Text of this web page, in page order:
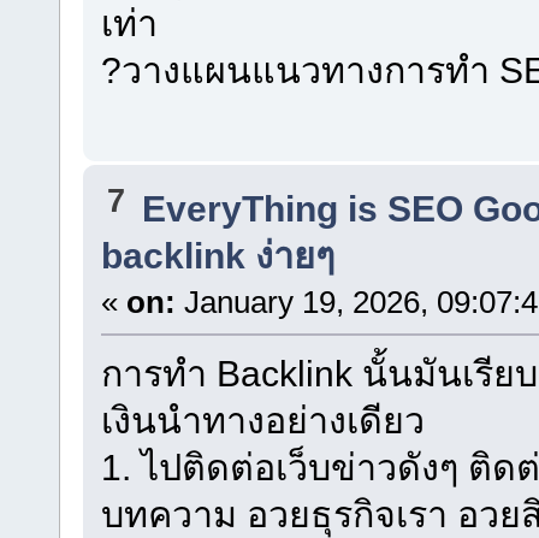
เท่า
?วางแผนแนวทางการทำ
7 EveryThing is SEO
backlink ง่ายๆ
« on: January 19, 2026,
การทำ Backlink นั้นมันเรี
เงินนำทางอย่างเดียว
1. ไปติดต่อเว็บข่าวดังๆ ติด
บทความ อวยธุรกิจเรา อวย